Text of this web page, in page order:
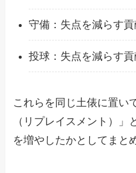
守備：失点を減らす貢
投球：失点を減らす貢
これらを同じ土俵に置い
（リプレイスメント）」
を増やしたかとしてまと